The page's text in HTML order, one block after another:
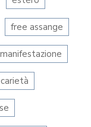
free assange
manifestazione